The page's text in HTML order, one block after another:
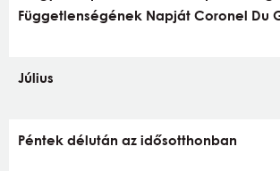
Függetlenségének Napját Coronel Du
Július
Péntek délután az idősotthonban